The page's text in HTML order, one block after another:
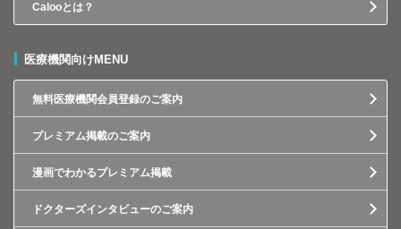
Calooとは？
医療機関向けMENU
無料医療機関会員登録のご案内
プレミアム掲載のご案内
漫画でわかるプレミアム掲載
ドクターズインタビューのご案内